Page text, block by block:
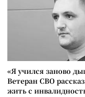
«Я учился заново
Ветеран СВО
жить с